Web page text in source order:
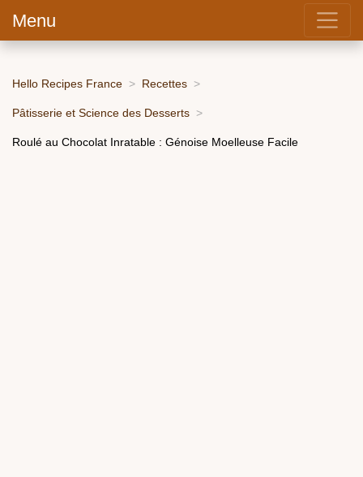
Menu
Hello Recipes France Recettes
Pâtisserie et Science des Desserts
Roulé au Chocolat Inratable : Génoise Moelleuse Facile